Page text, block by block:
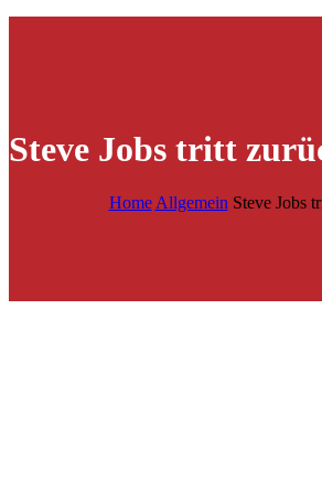
Steve Jobs tritt
Home Allgemein Steve Jobs